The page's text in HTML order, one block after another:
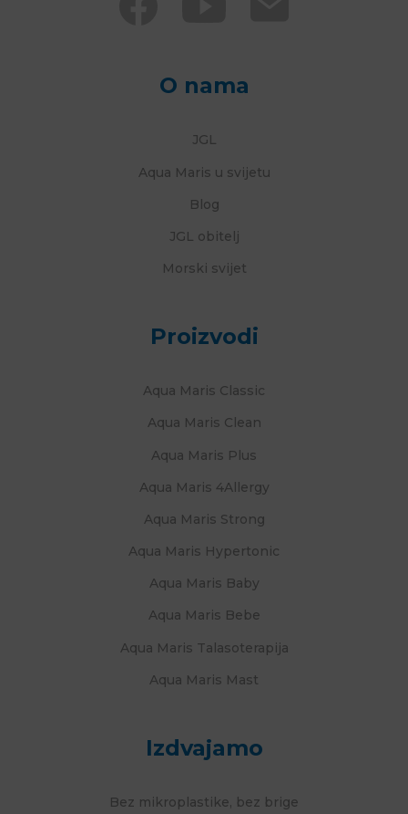
O nama
JGL
Aqua Maris u svijetu
Blog
JGL obitelj
Morski svijet
Proizvodi
Aqua Maris Classic
Aqua Maris Clean
Aqua Maris Plus
Aqua Maris 4Allergy
Aqua Maris Strong
Aqua Maris Hypertonic
Aqua Maris Baby
Aqua Maris Bebe
Aqua Maris Talasoterapija
Aqua Maris Mast
Izdvajamo
Bez mikroplastike, bez brige